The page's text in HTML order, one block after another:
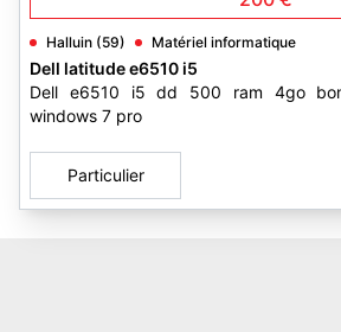
Halluin (59) Matériel informatique
Dell latitude e6510 i5
Dell e6510 i5 dd 500 ram 4go
windows 7 pro
Particulier